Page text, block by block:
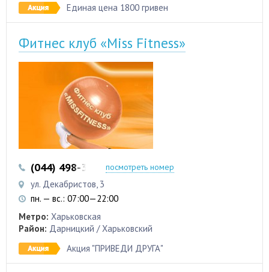
Единая цена 1800 гривен
Фитнес клуб «Miss Fitness»
(044) 498-32-44 (067) 446-5-447
посмотреть номер
ул. Декабристов, 3
пн. — вс.: 07:00—22:00
Метро: Харьковская
Район: Дарницкий / Харьковский
Акция "ПРИВЕДИ ДРУГА"